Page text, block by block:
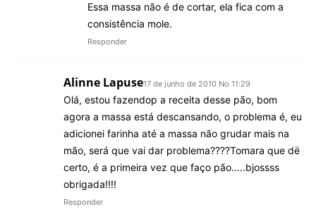
Essa massa não é de cortar, ela fica com a
consistência mole.
Responder
Alinne Lapuse17 de junho de 2010 No 11:29
Olá, estou fazendop a receita desse pão, bom
agora a massa está descansando, o problema é, eu
adicionei farinha até a massa não grudar mais na
mão, será que vai dar problema????Tomara que dë
certo, é a primeira vez que faço pão…..bjossss
obrigada!!!!
Responder